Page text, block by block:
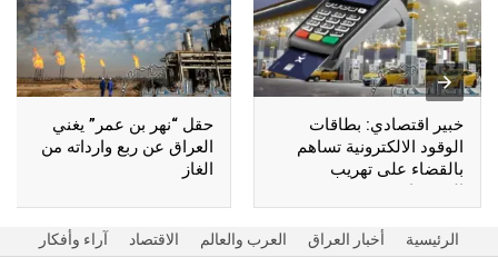
خبير اقتصادي: بطاقات
الوقود الالكترونية تساهم
بالقضاء على تهريب
المشتقات
حقل “نهر بن عمر” يغني
العراق عن ربع وارداته من
الغاز
الرئيسية أخبار العراق العرب والعالم الاقتصاد آراء وأفكار